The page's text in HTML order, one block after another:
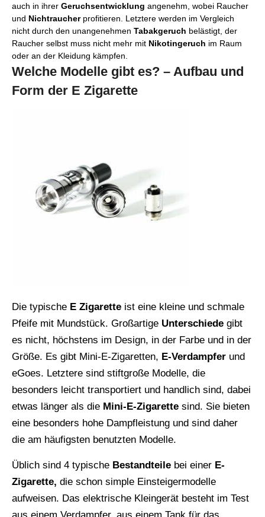
auch in ihrer Geruchsentwicklung angenehm, wobei Raucher
und Nichtraucherprofitieren. Letztere werden im Vergleich
nicht durch den unangenehmen Tabakgeruch belästigt, der
Raucher selbst muss nicht mehr mit Nikotingeruch im Raum
oder an der Kleidung kämpfen.
Welche Modelle gibt es? – Aufbau und
Form der E Zigarette
Die typische E Zigarette ist eine kleine und schmale
Pfeife mit Mundstück. Großartige Unterschiede gibt
es nicht, höchstens im Design, in der Farbe und in der
Größe. Es gibt Mini-E-Zigaretten, E-Verdampfer und
eGoes. Letztere sind stiftgroße Modelle, die
besonders leicht transportiert und handlich sind, dabei
etwas länger als die Mini-E-Zigarette sind. Sie bieten
eine besonders hohe Dampfleistung und sind daher
die am häufigsten benutzten Modelle.
Üblich sind 4 typische Bestandteile bei einer E-
Zigarette, die schon simple Einsteigermodelle
aufweisen. Das elektrische Kleingerät besteht im Test